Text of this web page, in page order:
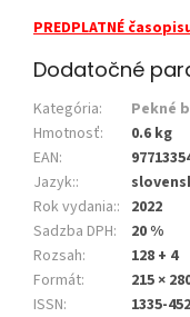
PREDPLATNÉ
Dodatočné
Kategória:
Pekné
Hmotnosť:
0.6 kg
EAN:
Jazyk::
Rok vydania:: 2022
Sadzba DPH:
20 %
Rozsah:
128 + 4
Formát:
215 ×
ISSN: 1335-